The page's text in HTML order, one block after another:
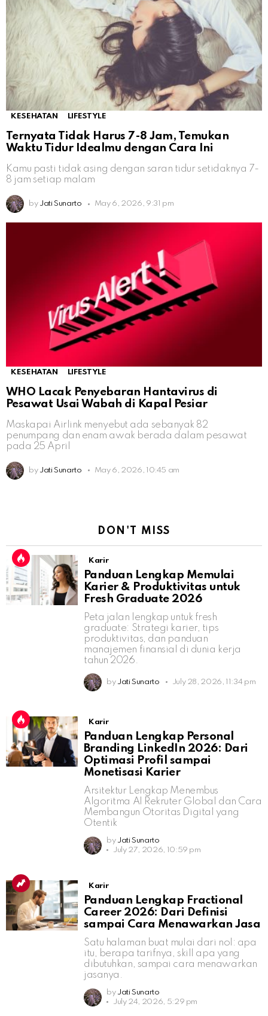
KESEHATAN LIFESTYLE
Ternyata Tidak Harus 7-8 Jam, Temukan
Waktu Tidur Idealmu dengan Cara Ini
Kamu pasti tidak asing dengan saran tidur setidaknya 7-
8 jam setiap malam
by Jati Sunarto May 6, 2026, 9:31 pm
KESEHATAN LIFESTYLE
WHO Lacak Penyebaran Hantavirus di
Pesawat Usai Wabah di Kapal Pesiar
Maskapai Airlink menyebut ada sebanyak 82
penumpang dan enam awak berada dalam pesawat
pada 25 April
by Jati Sunarto May 6, 2026, 10:45 am
DON'T MISS
Karir
Panduan Lengkap Memulai
Karier & Produktivitas untuk
Fresh Graduate 2026
Peta jalan lengkap untuk fresh
graduate: Strategi karier, tips
produktivitas, dan panduan
manajemen finansial di dunia kerja
tahun 2026.
by Jati Sunarto July 28, 2026, 11:34 pm
Karir
Panduan Lengkap Personal
Branding LinkedIn 2026: Dari
Optimasi Profil sampai
Monetisasi Karier
Arsitektur Lengkap Menembus
Algoritma AI Rekruter Global dan Cara
Membangun Otoritas Digital yang
Otentik
by Jati Sunarto
July 27, 2026, 10:59 pm
Karir
Panduan Lengkap Fractional
Career 2026: Dari Definisi
sampai Cara Menawarkan Jasa
Satu halaman buat mulai dari nol: apa
itu, berapa tarifnya, skill apa yang
dibutuhkan, sampai cara menawarkan
jasanya.
by Jati Sunarto
July 24, 2026, 5:29 pm